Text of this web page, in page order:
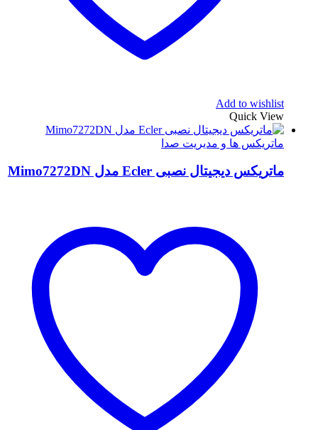
Add to wishlist
Quick View
ماتریکس ها و مدیریت صدا
ماتریکس دیجیتال نصبی Ecler مدل Mimo7272DN